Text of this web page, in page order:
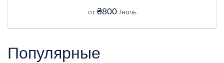
от ₴800 /ночь
Популярные